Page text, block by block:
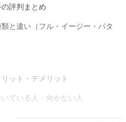
評判まとめ
と違い（フル・イージー・パタ
ット・デメリット
ている人・向かない人